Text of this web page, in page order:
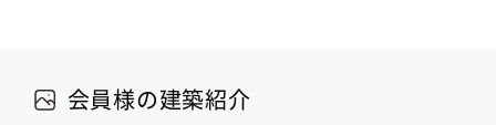
会員様の建築紹介